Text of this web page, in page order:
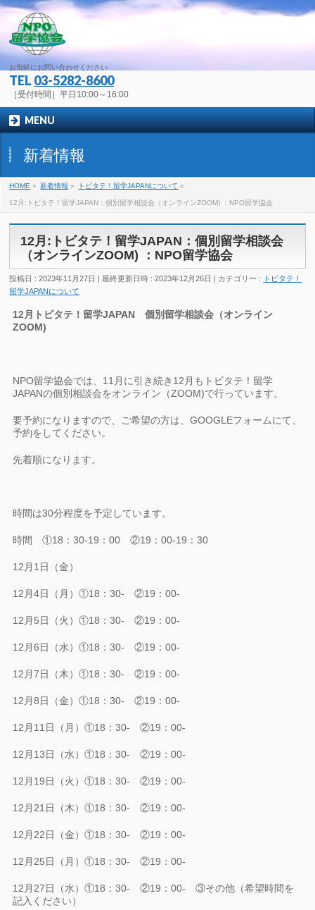
お気軽にお問い合わせください
TEL 03-5282-8600
［受付時間］平日10:00～16:00
MENU
新着情報
HOME » 新着情報 » トビタテ！留学JAPANについて »
12月:トビタテ！留学JAPAN：個別留学相談会（オンラインZOOM) ：NPO留学協会
12月:トビタテ！留学JAPAN：個別留学相談会
（オンラインZOOM) ：NPO留学協会
投稿日 : 2023年11月27日 最終更新日時 : 2023年12月26日 カテゴリー :
トビタテ！
留学JAPANについて
12月トビタテ！留学JAPAN 個別留学相談会（オンライン
ZOOM)
NPO留学協会では、11月に引き続き12月もトビタテ！留学
JAPANの個別相談会をオンライン（ZOOM)で行っています。
要予約になりますので、ご希望の方は、GOOGLEフォームにて、
予約をしてください。
先着順になります。
時間は30分程度を予定しています。
時間 ①18：30-19：00 ②19：00-19：30
12月1日（金）
12月4日（月）①18：30- ②19：00-
12月5日（火）①18：30- ②19：00-
12月6日（水）①18：30- ②19：00-
12月7日（木）①18：30- ②19：00-
12月8日（金）①18：30- ②19：00-
12月11日（月）①18：30- ②19：00-
12月13日（水）①18：30- ②19：00-
12月19日（火）①18：30- ②19：00-
12月21日（木）①18：30- ②19：00-
12月22日（金）①18：30- ②19：00-
12月25日（月）①18：30- ②19：00-
12月27日（水）①18：30- ②19：00- ③その他（希望時間を
記入ください）